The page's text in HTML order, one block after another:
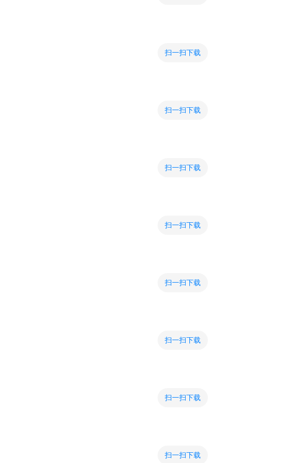
扫一扫下载
扫一扫下载
扫一扫下载
扫一扫下载
扫一扫下载
扫一扫下载
扫一扫下载
扫一扫下载